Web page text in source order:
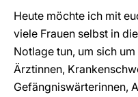
Heute möchte ich mit
viele Frauen selbst in
Notlage tun, um sich
Ärztinnen,
Gefängniswärterinnen,